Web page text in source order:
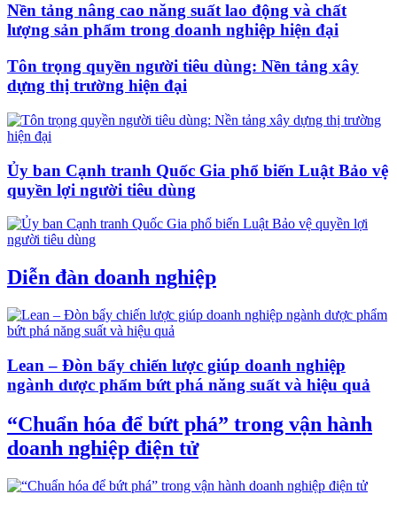
Nền tảng nâng cao năng suất lao động và chất
lượng sản phẩm trong doanh nghiệp hiện đại
Tôn trọng quyền người tiêu dùng: Nền tảng xây
dựng thị trường hiện đại
Ủy ban Cạnh tranh Quốc Gia phổ biến Luật Bảo vệ
quyền lợi người tiêu dùng
Diễn đàn doanh nghiệp
Lean – Đòn bẩy chiến lược giúp doanh nghiệp
ngành dược phẩm bứt phá năng suất và hiệu quả
“Chuẩn hóa để bứt phá” trong vận hành
doanh nghiệp điện tử